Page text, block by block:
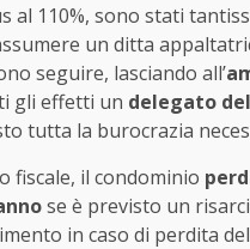
110%, sono stati
un ditta
seguire, lasciando all’
gli effetti un delegato
tutta la burocrazia
fiscale, il condominio
se è previsto un
in caso di perdita